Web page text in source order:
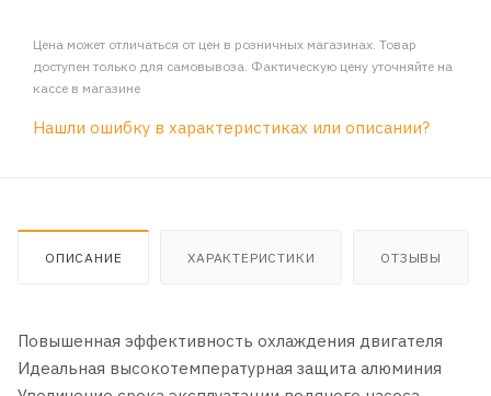
Цена может отличаться от цен в розничных магазинах. Товар
доступен только для самовывоза. Фактическую цену уточняйте на
кассе в магазине
Нашли ошибку в характеристиках или описании?
ОПИСАНИЕ ХАРАКТЕРИСТИКИ ОТЗЫВЫ
Повышенная эффективность охлаждения двигателя
Идеальная высокотемпературная защита алюминия